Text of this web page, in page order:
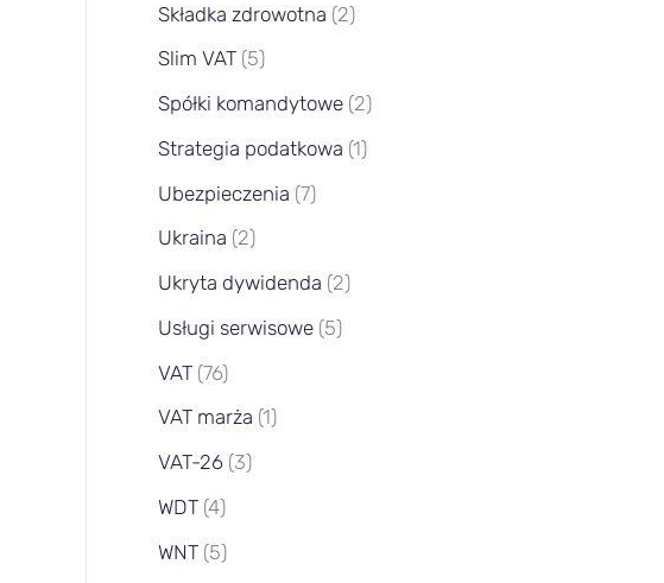
Składka zdrowotna (2)
Slim VAT(5)
Spółki komandytowe(2)
Strategia podatkowa (1)
Ubezpieczenia (7)
Ukraina (2)
Ukryta dywidenda (2)
Usługi serwisowe(5)
VAT(76)
VAT marża (1)
VAT-26(3)
WDT(4)
WNT(5)